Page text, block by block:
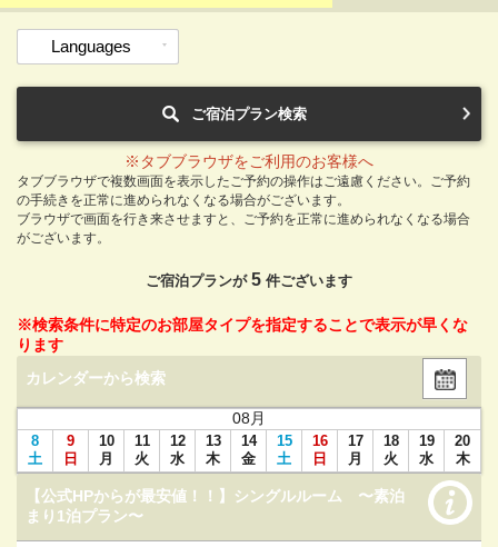
Languages
ご宿泊プラン検索
※タブブラウザをご利用のお客様へ
タブブラウザで複数画面を表示したご予約の操作はご遠慮ください。ご予約
の手続きを正常に進められなくなる場合がございます。
ブラウザで画面を行き来させますと、ご予約を正常に進められなくなる場合
がございます。
ご宿泊プランが 5 件ございます
※検索条件に特定のお部屋タイプを指定することで表示が早くな
ります
カレンダーから検索
08 月
8
土
9
日
10
月
11
火
12
水
13
木
14
金
15
土
16
日
17
月
18
火
19
水
20
木
【公式HPからが最安値！！】シングルルーム 〜素泊
まり1泊プラン〜